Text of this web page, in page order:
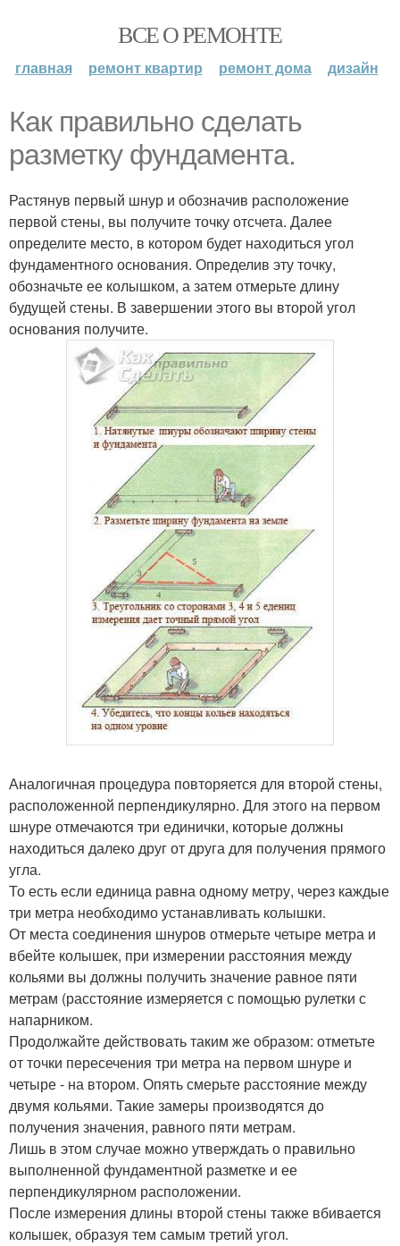
ВСЕ О РЕМОНТЕ
главная ремонт квартир ремонт дома дизайн
Как правильно сделать
разметку фундамента.
Растянув первый шнур и обозначив расположение
первой стены, вы получите точку отсчета. Далее
определите место, в котором будет находиться угол
фундаментного основания. Определив эту точку,
обозначьте ее колышком, а затем отмерьте длину
будущей стены. В завершении этого вы второй угол
основания получите.
Аналогичная процедура повторяется для второй стены,
расположенной перпендикулярно. Для этого на первом
шнуре отмечаются три единички, которые должны
находиться далеко друг от друга для получения прямого
угла.
То есть если единица равна одному метру, через каждые
три метра необходимо устанавливать колышки.
От места соединения шнуров отмерьте четыре метра и
вбейте колышек, при измерении расстояния между
кольями вы должны получить значение равное пяти
метрам (расстояние измеряется с помощью рулетки с
напарником.
Продолжайте действовать таким же образом: отметьте
от точки пересечения три метра на первом шнуре и
четыре - на втором. Опять смерьте расстояние между
двумя кольями. Такие замеры производятся до
получения значения, равного пяти метрам.
Лишь в этом случае можно утверждать о правильно
выполненной фундаментной разметке и ее
перпендикулярном расположении.
После измерения длины второй стены также вбивается
колышек, образуя тем самым третий угол.